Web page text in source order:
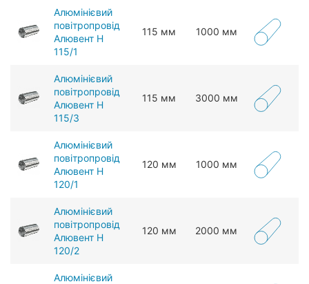
Алюмінієвий
повітропровід
Алювент Н
115/1
115 мм 1000 мм
Алюмінієвий
повітропровід
Алювент Н
115/3
115 мм 3000 мм
Алюмінієвий
повітропровід
Алювент Н
120/1
120 мм 1000 мм
Алюмінієвий
повітропровід
Алювент Н
120/2
120 мм 2000 мм
Алюмінієвий